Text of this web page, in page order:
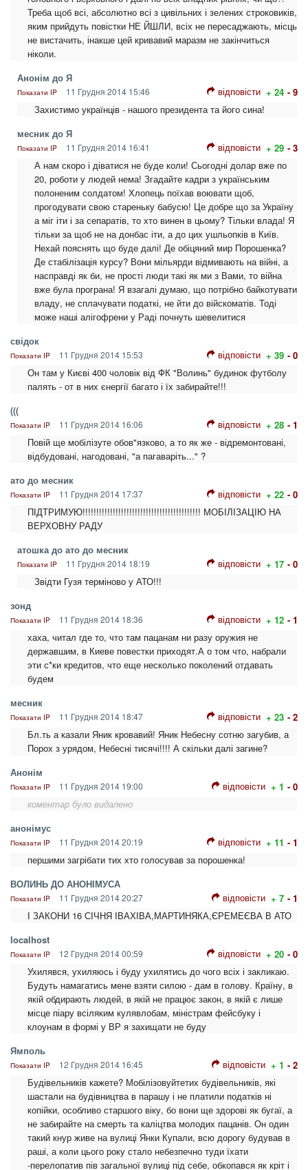
Треба щоб всі, абсолютно всі з цивільних і зелених строковиків,
яким прийдуть повістки НЕ ЙШЛИ, всіх не пересаджають, місць
не вистачить, інакше цей кривавий маразм не закінчиться
ніколи.
Анонім до Я
Показати IP 11 Грудня 2014 15:46 відповісти + 24 - 9
Захистимо українців - нашого президента та його сина!
месник до Я
Показати IP 11 Грудня 2014 16:41 відповісти + 29 - 3
А нам скоро і діватися не буде коли! Сьогодні долар вже по
20, роботи у людей нема! Згадайте кадри з українським
полоненим солдатом! Хлопець поїхав воювати щоб,
прогодувати свою стареньку бабусю! Це добре що за Україну
а міг іти і за сепаратів, то хто винен в цьому? Тільки влада! Я
тільки за щоб не на донбас іти, а до цих ушльопків в Київ.
Нехай пояснять що буде далі! Де обіцяний мир Порошенка?
Де стабілізація курсу? Вони мільярди відмивають на війні, а
насправді як би, не прості люди такі як ми з Вами, то війна
вже була програна! Я взагалі думаю, що потрібно байкотувати
владу, не сплачувати податкі, не йти до війскоматів. Тоді
може наші алігофрени у Раді почнуть шевелитися
свідок
Показати IP 11 Грудня 2014 15:53 відповісти + 39 - 0
Он там у Києві 400 чоловік від ФК "Волинь" будинок футболу
палять - от в них єнергії багато і їх забирайте!!!
(((
Показати IP 11 Грудня 2014 16:06 відповісти + 28 - 1
Повій ще мобілізуте обов"язково, а то як же - відремонтовані,
відбудовані, нагодовані, "а пагаваріть..." ?
ато до месник
Показати IP 11 Грудня 2014 17:37 відповісти + 22 - 0
ПІДТРИМУЮ!!!!!!!!!!!!!!!!!!!!!!!!!!!!!!!!!!!!!!!!!!! МОБІЛІЗАЦІЮ НА
ВЕРХОВНУ РАДУ
атошка до ато до месник
Показати IP 11 Грудня 2014 18:19 відповісти + 17 - 0
Звідти Гузя терміново у АТО!!!
зонд
Показати IP 11 Грудня 2014 18:36 відповісти + 12 - 1
хаха, читал где то, что там пацанам ни разу оружия не
державшим, в Киеве повестки приходят.А о том что, набрали
эти с*ки кредитов, что еще несколько поколений отдавать
будем
месник
Показати IP 11 Грудня 2014 18:47 відповісти + 23 - 2
Бл.ть а казали Яник кровавий! Яник Небесну сотню загубив, а
Порох з урядом, Небесні тисячі!!!! А скільки далі загине?
Анонім
Показати IP 11 Грудня 2014 19:00 відповісти + 1 - 0
коментар було видалено
анонімус
Показати IP 11 Грудня 2014 20:19 відповісти + 11 - 1
першими загрібати тих хто голосував за порошенка!
ВОЛИНЬ ДО АНОНІМУСА
Показати IP 11 Грудня 2014 20:27 відповісти + 7 - 1
І ЗАКОНИ 16 СІЧНЯ ІВАХІВА,МАРТИНЯКА,ЄРЕМЕЄВА В АТО
localhost
Показати IP 12 Грудня 2014 00:59 відповісти + 20 - 0
Ухилявся, ухиляюсь і буду ухилятись до чого всіх і закликаю.
Будуть намагатись мене взяти силою - дам в голову. Країну, в
якій обдирають людей, в якій не працює закон, в якій є лише
місце піару всіляким кулявлобам, міністрам фейсбуку і
клоунам в формі у ВР я захищати не буду
Ямполь
Показати IP 12 Грудня 2014 16:45 відповісти + 1 - 2
Будівельників кажете? Мобілізовуйтетих будівельників, які
шастали на будівництва в парашу і не платили податків ні
копійки, особливо старшого віку, бо вони ще здорові як бугаї, а
не забирайте на смерть та каліцтва молодих пацанів. Он один
такий кнур живе на вулиці Янки Купали, всю дорогу будував в
раші, а коли цього року стало небезпечно туди їхати
-перелопатив пів загальної вулиці під себе, обкопався як кріт і